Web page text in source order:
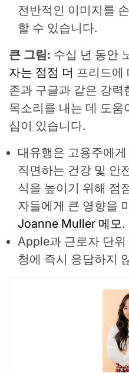
전반적인 이미지를
할 수 있습니다.
큰 그림: 수십 년 동안
자는 점점 더 프리드에
존과 구글과 같은 강
목소리를 내는 데 도움
심이 있습니다.
대유행은 고용주에
직면하는 건강 및 안
식을 높이기 위해 점
자들에게 큰 영향을
Joanne Muller 메모.
Apple과 근로자 단
청에 즉시 응답하지